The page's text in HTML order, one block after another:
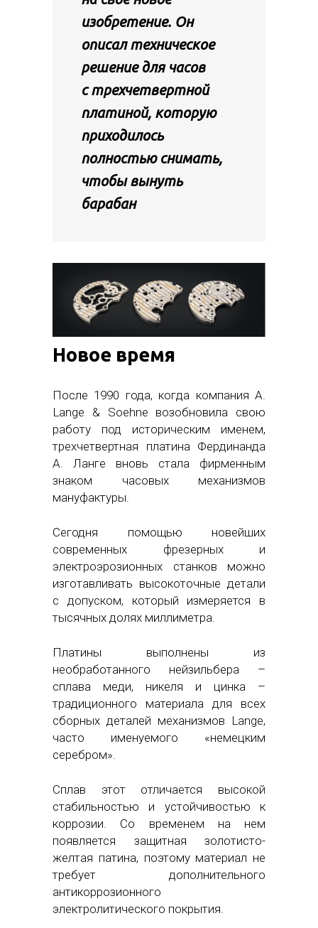
изобретение. Он
описал техническое
решение для часов
с трехчетвертной
платиной, которую
приходилось
полностью снимать,
чтобы вынуть
барабан
Новое время
После 1990 года, когда компания A.
Lange & Soehne возобновила свою
работу под историческим именем,
трехчетвертная платина Фердинанда
А. Ланге вновь стала фирменным
знаком часовых механизмов
мануфактуры.
Сегодня помощью новейших
современных фрезерных и
электроэрозионных станков можно
изготавливать высокоточные детали
с допуском, который измеряется в
тысячных долях миллиметра.
Платины выполнены из
необработанного нейзильбера –
сплава меди, никеля и цинка –
традиционного материала для всех
сборных деталей механизмов Lange,
часто именуемого «немецким
серебром».
Сплав этот отличается высокой
стабильностью и устойчивостью к
коррозии. Со временем на нем
появляется защитная золотисто-
желтая патина, поэтому материал не
требует дополнительного
антикоррозионного
электролитического покрытия.